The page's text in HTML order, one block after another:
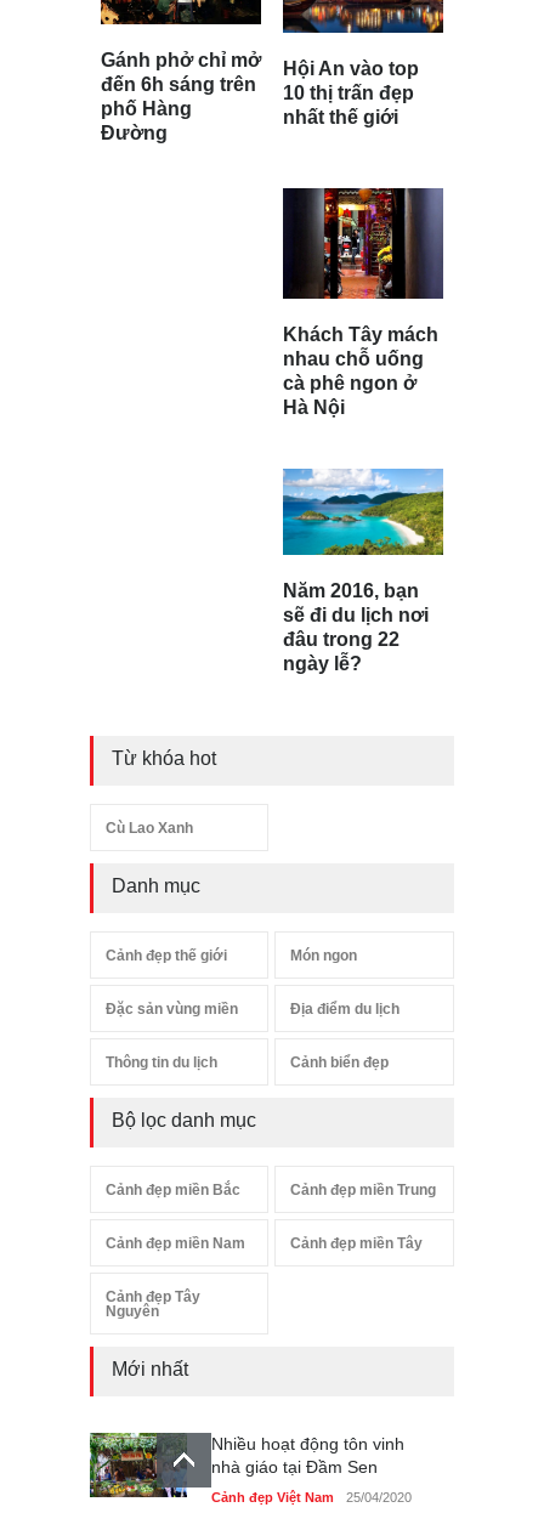
Gánh phở chỉ mở
đến 6h sáng trên
phố Hàng
Đường
Hội An vào top
10 thị trấn đẹp
nhất thế giới
Khách Tây mách
nhau chỗ uống
cà phê ngon ở
Hà Nội
Năm 2016, bạn
sẽ đi du lịch nơi
đâu trong 22
ngày lễ?
Từ khóa hot
Cù Lao Xanh
Danh mục
Cảnh đẹp thế giới Món ngon
Đặc sản vùng miền Địa điểm du lịch
Thông tin du lịch Cảnh biển đẹp
Bộ lọc danh mục
Cảnh đẹp miền Bắc Cảnh đẹp miền Trung
Cảnh đẹp miền Nam Cảnh đẹp miền Tây
Cảnh đẹp Tây
Nguyên
Mới nhất
Nhiều hoạt động tôn vinh
nhà giáo tại Đầm Sen
Cảnh đẹp Việt Nam 25/04/2020